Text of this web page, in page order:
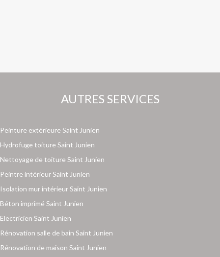
AUTRES SERVICES
Peinture extérieure Saint Junien
Hydrofuge toiture Saint Junien
Nettoyage de toiture Saint Junien
Peintre intérieur Saint Junien
Isolation mur intérieur Saint Junien
Béton imprimé Saint Junien
Electricien Saint Junien
Rénovation salle de bain Saint Junien
Rénovation de maison Saint Junien